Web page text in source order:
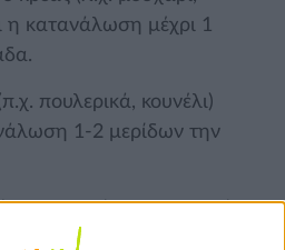
η κατανάλωση μέχρι 1
πουλερικά, κουνέλι)
1-2 μερίδων την
να γνωρίζουμε ποιες είναι
πρωτεΐνης στην καθημερινή